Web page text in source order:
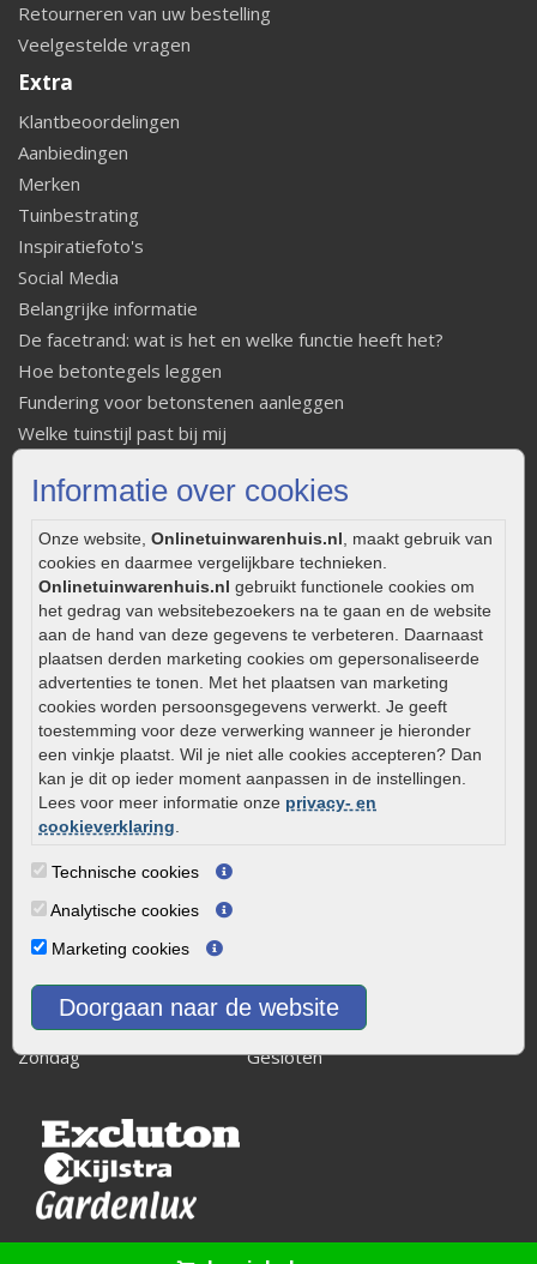
Informatie over cookies
Onze website, Onlinetuinwarenhuis.nl , maakt gebruik van
cookies en daarmee vergelijkbare technieken.
Onlinetuinwarenhuis.nl gebruikt functionele cookies om
het gedrag van websitebezoekers na te gaan en de website
aan de hand van deze gegevens te verbeteren. Daarnaast
plaatsen derden marketing cookies om gepersonaliseerde
advertenties te tonen. Met het plaatsen van marketing
cookies worden persoonsgegevens verwerkt. Je geeft
toestemming voor deze verwerking wanneer je hieronder
een vinkje plaatst. Wil je niet alle cookies accepteren? Dan
kan je dit op ieder moment aanpassen in de instellingen.
Lees voor meer informatie onze privacy- en
cookieverklaring
Technische cookies
Analytische cookies
Marketing cookies
Doorgaan naar de website
Retourneren van uw bestelling
Veelgestelde vragen
Extra
Klantbeoordelingen
Aanbiedingen
Merken
Tuinbestrating
Inspiratiefoto's
Social Media
Belangrijke informatie
De facetrand: wat is het en welke functie heeft het?
Hoe betontegels leggen
Fundering voor betonstenen aanleggen
Welke tuinstijl past bij mij
Legverbanden gebakken bestrating
Onderhoud van gebakken bestrating
Aanlegtips voor gebakken bestrating
Zelf een terras aanleggen
Kleine stadstuin inrichten
0320 – 219170
Kaapstanderweg 41
8243 RB Lelystad
info@onlinetuinwarenhuis.nl
Routebeschrijving
Openingstijden
Maandag
Dinsdag
Vrijdag
08:00 - 17:00
Zaterdag
08:00 - 15.00
Zondag
Gesloten